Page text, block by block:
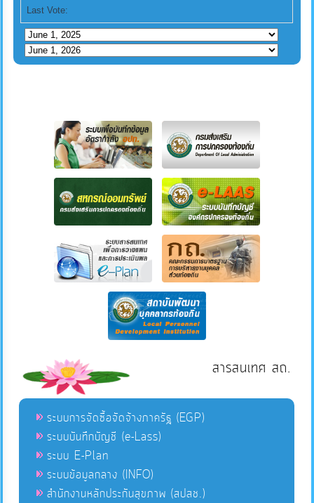
Last Vote:
สารสนเทศ สถ.
ระบบการจัดซื้อจัดจ้างภาครัฐ (EGP)
ระบบบันทึกบัญชี (e-Lass)
ระบบ E-Plan
ระบบข้อมูลกลาง (INFO)
สำนักงานหลักประกันสุขภาพ (สปสช.)